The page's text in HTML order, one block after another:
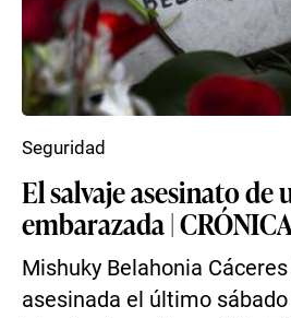
El salvaje asesinato de
embarazada |
Mishuky Belahonia
asesinada el último
Seguridad